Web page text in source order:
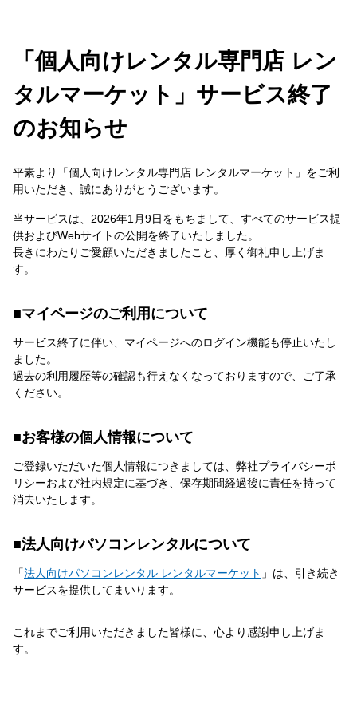
「個人向けレンタル専門店 レン
タルマーケット」サービス終了
のお知らせ
平素より「個人向けレンタル専門店 レンタルマーケット」をご利
用いただき、誠にありがとうございます。
当サービスは、2026年1月9日をもちまして、すべてのサービス提
供およびWebサイトの公開を終了いたしました。
長きにわたりご愛顧いただきましたこと、厚く御礼申し上げま
す。
マイページのご利用について
サービス終了に伴い、マイページへのログイン機能も停止いたし
ました。
過去の利用履歴等の確認も行えなくなっておりますので、ご了承
ください。
お客様の個人情報について
ご登録いただいた個人情報につきましては、弊社プライバシーポ
リシーおよび社内規定に基づき、保存期間経過後に責任を持って
消去いたします。
法人向けパソコンレンタルについて
「法人向けパソコンレンタル レンタルマーケット 」は、引き続き
サービスを提供してまいります。
これまでご利用いただきました皆様に、心より感謝申し上げま
す。